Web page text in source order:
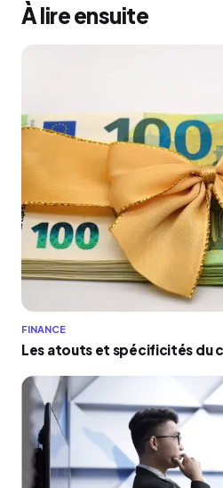
À lire ensuite
FINANCE
Les atouts et spécificités du